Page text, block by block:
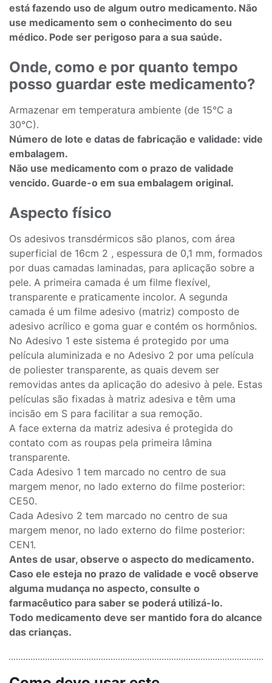
está fazendo uso de algum outro medicamento. Não
use medicamento sem o conhecimento do seu
médico. Pode ser perigoso para a sua saúde.
Onde, como e por quanto tempo
posso guardar este medicamento?
Armazenar em temperatura ambiente (de 15°C a
30°C).
Número de lote e datas de fabricação e validade: vide
embalagem.
Não use medicamento com o prazo de validade
vencido. Guarde-o em sua embalagem original.
Aspecto físico
Os adesivos transdérmicos são planos, com área
superficial de 16cm 2 , espessura de 0,1 mm, formados
por duas camadas laminadas, para aplicação sobre a
pele. A primeira camada é um filme flexível,
transparente e praticamente incolor. A segunda
camada é um filme adesivo (matriz) composto de
adesivo acrílico e goma guar e contém os hormônios.
No Adesivo 1 este sistema é protegido por uma
película aluminizada e no Adesivo 2 por uma película
de poliester transparente, as quais devem ser
removidas antes da aplicação do adesivo à pele. Estas
películas são fixadas à matriz adesiva e têm uma
incisão em S para facilitar a sua remoção.
A face externa da matriz adesiva é protegida do
contato com as roupas pela primeira lâmina
transparente.
Cada Adesivo 1 tem marcado no centro de sua
margem menor, no lado externo do filme posterior:
CE50.
Cada Adesivo 2 tem marcado no centro de sua
margem menor, no lado externo do filme posterior:
CEN1.
Antes de usar, observe o aspecto do medicamento.
Caso ele esteja no prazo de validade e você observe
alguma mudança no aspecto, consulte o
farmacêutico para saber se poderá utilizá-lo.
Todo medicamento deve ser mantido fora do alcance
das crianças.